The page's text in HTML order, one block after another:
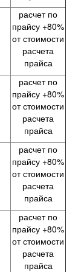
расчет по
прайсу +80%
от стоимости
расчета
прайса
расчет по
прайсу +80%
от стоимости
расчета
прайса
расчет по
прайсу +80%
от стоимости
расчета
прайса
расчет по
прайсу +80%
от стоимости
расчета
прайса